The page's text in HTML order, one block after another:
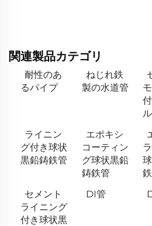
関連製品カテゴリ
耐性のあ
るパイプ
ねじれ鉄
製の水道管
ライニン
グ付き球状
黒鉛鋳鉄管
エポキシ
コーティン
グ球状黒鉛
鋳鉄管
セメント
ライニング
付き球状黒
DI管